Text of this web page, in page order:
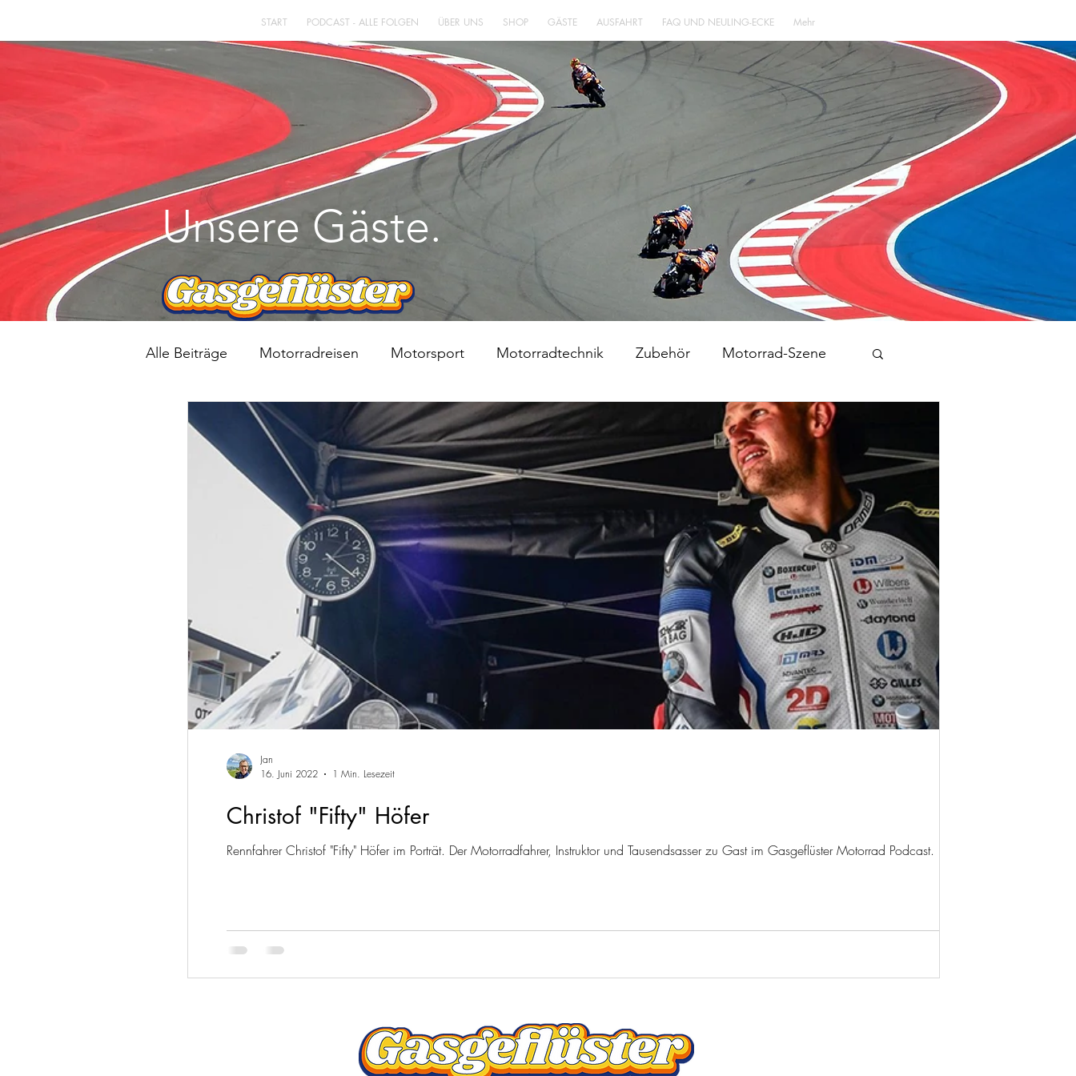
START PODCAST - ALLE FOLGEN ÜBER UNS SHOP GÄSTE AUSFAHRT FAQ UND NEULING-ECKE Mehr
LEBENSENT WÜRFE
Unsere Gäste.
Alle Beiträge Motorradreisen Motorsport Motorradtechnik Zubehör Motorrad-Szene
Christof "Fifty" Höfer
Rennfahrer Christof "Fifty" Höfer im Porträt. Der Motorradfahrer, Instruktor und Tausendsasser zu Gast im Gasgeflüster Motorrad Podcast.
Jan
16. Juni 2022
1 Min. Lesezeit